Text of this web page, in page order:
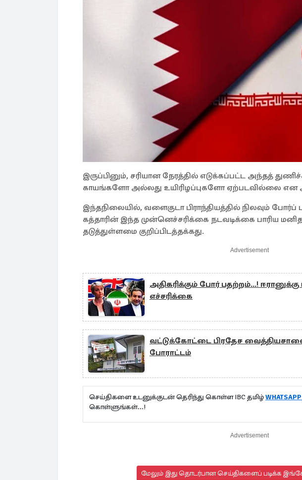
இருப்பினும், சரியான நேரத்தில் எடுக்கப்பட்ட அந்தத்
காயங்களோ அல்லது உயிரிழப்புகளோ ஏற்படவில்லை என
இந்தநிலையில், வளைகுடா பிராந்தியத்தில் நிலவும் போர்ப்
கத்தாரின் இந்த முன்னெச்சரிக்கை நடவடிக்கை பாரிய
தடுத்துள்ளமை குறிப்பிடத்தக்கது.
Advertisement
அதிகரிக்கும் போர் பதற்றம்...! ஈரானுக்கு
எச்சரிக்கை
வட்டுக்கோட்டை பிரதேச
போராட்டம்
செய்திகளை உடனுக்குடன் தெரிந்து கொள்ள IBC தமிழ்WHATSAPP
கொள்ளுங்கள்...!
Advertisement
மேலும் இது தொடர்பான செய்திகளைப் படிக்க